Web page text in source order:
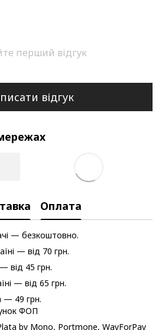
перший відгук
відгук
Оплата
— безкоштовно.
— від 70 грн.
від 45 грн.
— від 65 грн.
— 49 грн.
ФОП
by Mono, Portmone, WayForPay